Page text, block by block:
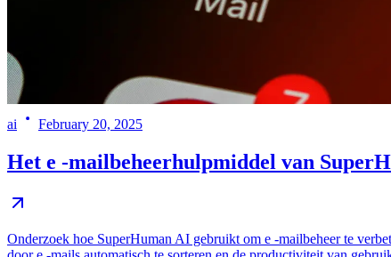
ai February 20, 2025
Het e -mailbeheerhulpmiddel van
Onderzoek hoe SuperHuman AI gebruikt om e -mailbeheer te